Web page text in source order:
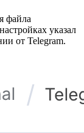
файла
указал
от Telegram.